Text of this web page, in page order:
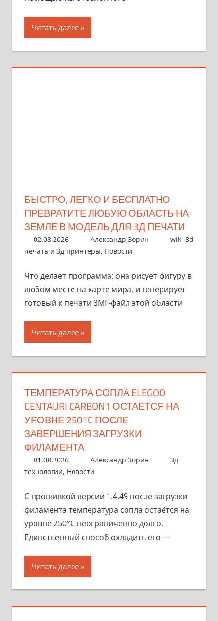
Читать далее
БЫСТРО, ЛЕГКО И БЕСПЛАТНО
ПРЕВРАТИТЕ ЛЮБУЮ ОБЛАСТЬ НА
ЗЕМЛЕ В МОДЕЛЬ ДЛЯ 3Д ПЕЧАТИ
02.08.2026 Александр Зорин
wiki-3d
печать и 3д принтеры, Новости
Что делает программа: она рисует фигуру в
любом месте на карте мира, и генерирует
готовый к печати 3MF-файл этой области
Читать далее
ТЕМПЕРАТУРА СОПЛА ELEGOO
CENTAURI CARBON1 ОСТАЕТСЯ НА
УРОВНЕ 250°C ПОСЛЕ
ЗАВЕРШЕНИЯ ЗАГРУЗКИ
ФИЛАМЕНТА
01.08.2026 Александр Зорин
3д
технологии, Новости
С прошивкой версии 1.4.49 после загрузки
филамента температура сопла остаётся на
уровне 250°C неограниченно долго.
Единственный способ охладить его —
Читать далее